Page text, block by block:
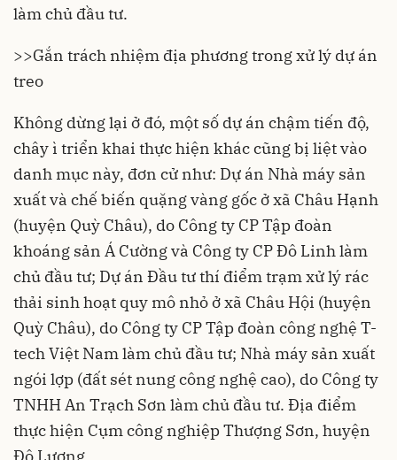
làm chủ đầu tư.
>>Gắn trách nhiệm địa phương trong xử lý dự án
treo
Không dừng lại ở đó, một số dự án chậm tiến độ,
chây ì triển khai thực hiện khác cũng bị liệt vào
danh mục này, đơn cử như: Dự án Nhà máy sản
xuất và chế biến quặng vàng gốc ở xã Châu Hạnh
(huyện Quỳ Châu), do Công ty CP Tập đoàn
khoáng sản Á Cường và Công ty CP Đô Linh làm
chủ đầu tư; Dự án Đầu tư thí điểm trạm xử lý rác
thải sinh hoạt quy mô nhỏ ở xã Châu Hội (huyện
Quỳ Châu), do Công ty CP Tập đoàn công nghệ T-
tech Việt Nam làm chủ đầu tư; Nhà máy sản xuất
ngói lợp (đất sét nung công nghệ cao), do Công ty
TNHH An Trạch Sơn làm chủ đầu tư. Địa điểm
thực hiện Cụm công nghiệp Thượng Sơn, huyện